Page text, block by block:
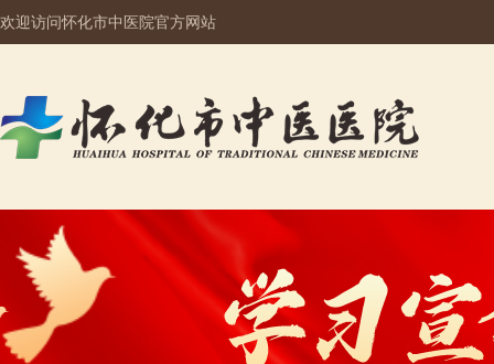
欢迎访问怀化市中医院官方网站